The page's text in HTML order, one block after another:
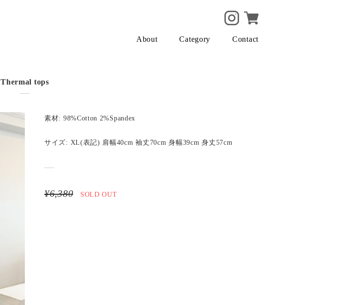
About Category Contact
Thermal tops
素材: 98%Cotton 2%Spandex
サイズ: XL(表記) 肩幅40cm 袖丈70cm 身幅39cm 身丈57cm
¥6,380 SOLD OUT